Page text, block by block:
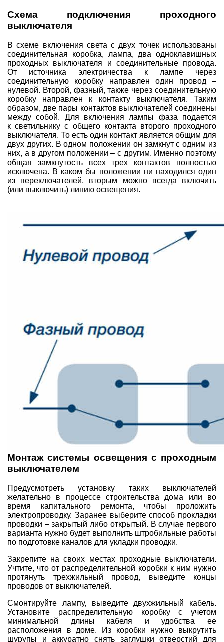
Cхема подключения проходного
выключателя
В схеме включения света с двух точек использованы
соединительная коробка, лампа, два одноклавишных
проходных выключателя и соединительные провода.
От источника электричества к лампе через
соединительную коробку направлен один провод –
нулевой. Второй, фазный, также через соединительную
коробку направлен к контакту выключателя. Таким
образом, две пары контактов выключателей соединены
между собой. Для включения лампы фаза подается
к светильнику с общего контакта второго проходного
выключателя. То есть один контакт является общим для
двух других. В одном положении он замкнут с одним из
них, а в другом положении – с другим. Именно поэтому
общая замкнутость всех трех контактов полностью
исключена. В каком бы положении ни находился один
из переключателей, вторым можно всегда включить
(или выключить) линию освещения.
Монтаж системы освещения с проходным
выключателем
Предусмотреть установку таких выключателей
желательно в процессе строительства дома или во
время капитального ремонта, чтобы проложить
электропроводку. Заранее выберите способ прокладки
проводки – закрытый либо открытый. В случае первого
варианта нужно будет выполнить штробильные работы
по подготовке каналов для укладки проводки.
Закрепите на своих местах проходные выключатели.
Учтите, что от распределительной коробки к ним нужно
протянуть трехжильный провод, выведите концы
проводов от выключателей.
Смонтируйте лампу, выведите двухжильный кабель.
Установите распределительную коробку с учетом
минимальной длины кабеля и удобства ее
расположения в доме. Из коробки нужно выкрутить
шурупы и аккуратно снять заглушки отверстий для